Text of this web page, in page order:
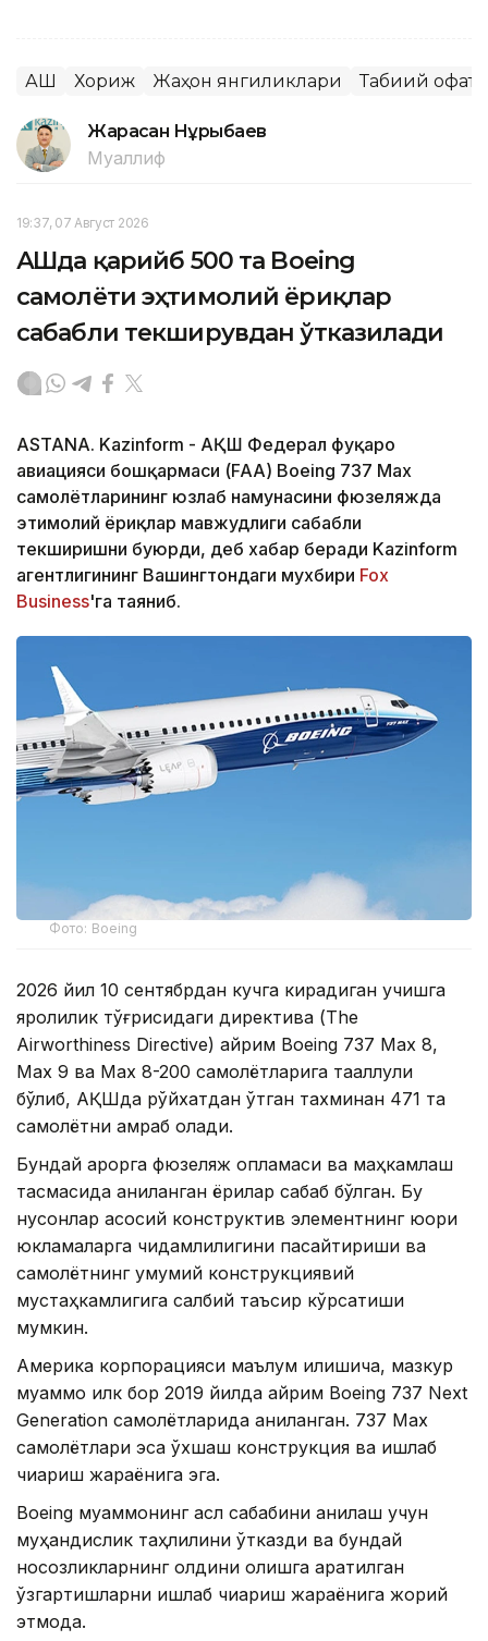
АҚШ Хориж Жаҳон янгиликлари Табиий офат
Жарасқан Нұрыбаев
Муаллиф
19:37, 07 Август 2026
АҚШда қарийб 500 та Boeing
самолёти эҳтимолий ёриқлар
сабабли текширувдан ўтказилади
ASTANA. Kazinform - АҚШ Федерал фуқаро
авиацияси бошқармаси (FAA) Boeing 737 Max
самолётларининг юзлаб намунасини фюзеляжда
эҳтимолий ёриқлар мавжудлиги сабабли
текширишни буюрди, деб хабар беради Kazinform
агентлигининг Вашингтондаги мухбири Fox
Business'га таяниб.
Фото: Boeing
2026 йил 10 сентябрдан кучга кирадиган учишга
яроқлилик тўғрисидаги директива (The
Airworthiness Directive) айрим Boeing 737 Max 8,
Max 9 ва Max 8-200 самолётларига тааллуқли
бўлиб, АҚШда рўйхатдан ўтган тахминан 471 та
самолётни қамраб олади.
Бундай қарорга фюзеляж қопламаси ва маҳкамлаш
тасмасида аниқланган ёриқлар сабаб бўлган. Бу
нуқсонлар асосий конструктив элементнинг юқори
юкламаларга чидамлилигини пасайтириши ва
самолётнинг умумий конструкциявий
мустаҳкамлигига салбий таъсир кўрсатиши
мумкин.
Америка корпорацияси маълум қилишича, мазкур
муаммо илк бор 2019 йилда айрим Boeing 737 Next
Generation самолётларида аниқланган. 737 Max
самолётлари эса ўхшаш конструкция ва ишлаб
чиқариш жараёнига эга.
Boeing муаммонинг асл сабабини аниқлаш учун
муҳандислик таҳлилини ўтказди ва бундай
носозликларнинг олдини олишга қаратилган
ўзгартишларни ишлаб чиқариш жараёнига жорий
этмоқда.